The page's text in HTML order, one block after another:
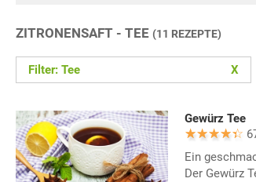
ZITRONENSAFT - TEE (11 REZEPTE)
Filter: Tee X
Gewürz Tee
Ein
Der Gewürz